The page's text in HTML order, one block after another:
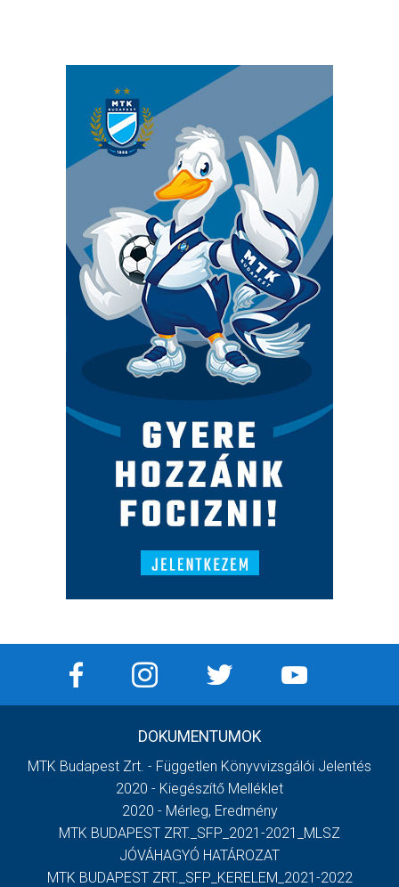
DOKUMENTUMOK
MTK Budapest Zrt. - Független Könyvvizsgálói Jelentés
2020 - Kiegészítő Melléklet
2020 - Mérleg, Eredmény
MTK BUDAPEST ZRT._SFP_2021-2021_MLSZ
JÓVÁHAGYÓ HATÁROZAT
MTK BUDAPEST ZRT._SFP_KERELEM_2021-2022